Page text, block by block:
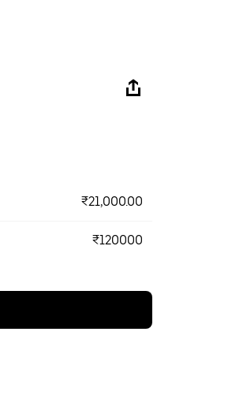
₹21,000.00
₹120000